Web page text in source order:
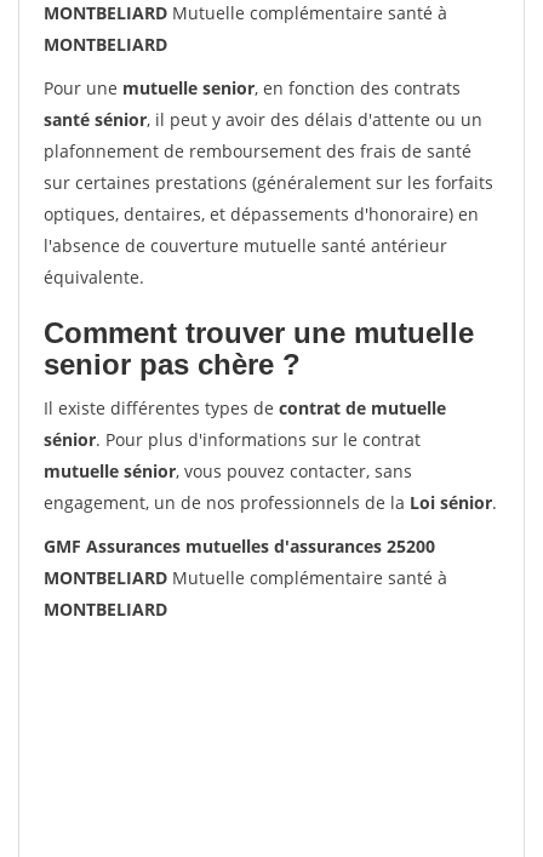
MONTBELIARD Mutuelle complémentaire santé à
MONTBELIARD
Pour une mutuelle senior, en fonction des contrats
santé sénior, il peut y avoir des délais d'attente ou un
plafonnement de remboursement des frais de santé
sur certaines prestations (généralement sur les forfaits
optiques, dentaires, et dépassements d'honoraire) en
l'absence de couverture mutuelle santé antérieur
équivalente.
Comment trouver une mutuelle
senior pas chère ?
Il existe différentes types de contrat de mutuelle
sénior. Pour plus d'informations sur le contrat
mutuelle sénior, vous pouvez contacter, sans
engagement, un de nos professionnels de la Loi sénior.
GMF Assurances mutuelles d'assurances 25200
MONTBELIARD Mutuelle complémentaire santé à
MONTBELIARD